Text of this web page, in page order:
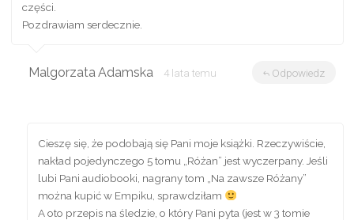
części.
Pozdrawiam serdecznie.
Malgorzata Adamska 4 lata temu Odpowiedz
Cieszę się, że podobają się Pani moje książki. Rzeczywiście,
nakład pojedynczego 5 tomu „Różan” jest wyczerpany. Jeśli
lubi Pani audiobooki, nagrany tom „Na zawsze Różany”
można kupić w Empiku, sprawdziłam
A oto przepis na śledzie, o który Pani pyta (jest w 3 tomie